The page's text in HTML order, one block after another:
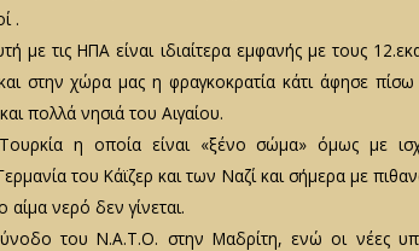
.
με τις ΗΠΑ είναι ιδιαίτερα εμφανής με τους
στην χώρα μας η φραγκοκρατία κάτι άφησε
πολλά νησιά του Αιγαίου.
η οποία είναι «ξένο σώμα» όμως με
του Κάϊζερ και των Ναζί και σήμερα με
νερό δεν γίνεται.
του Ν.Α.Τ.Ο. στην Μαδρίτη, ενώ οι νέες